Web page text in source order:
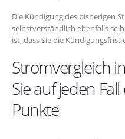
Die Kündigung des bisherigen
selbstverständlich ebenfalls
ist, dass Sie die Kündigungsfrist
Stromvergleich
Sie auf jeden
Punkte